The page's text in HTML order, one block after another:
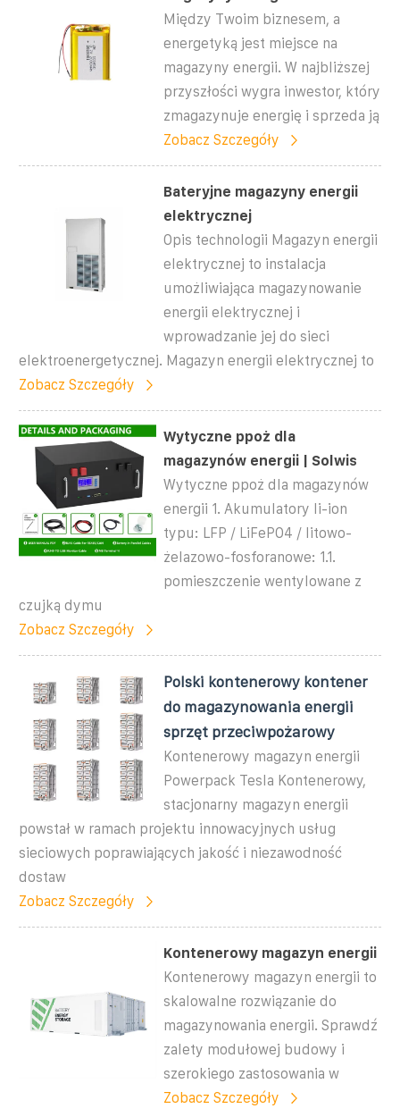
Między Twoim biznesem, a
energetyką jest miejsce na
magazyny energii. W najbliższej
przyszłości wygra inwestor, który
zmagazynuje energię i sprzeda ją
Zobacz Szczegóły
Bateryjne magazyny energii
elektrycznej
Opis technologii Magazyn energii
elektrycznej to instalacja
umożliwiająca magazynowanie
energii elektrycznej i
wprowadzanie jej do sieci
elektroenergetycznej. Magazyn energii elektrycznej to
Zobacz Szczegóły
Wytyczne ppoż dla
magazynów energii | Solwis
Wytyczne ppoż dla magazynów
energii 1. Akumulatory li-ion
typu: LFP / LiFePO4 / litowo-
żelazowo-fosforanowe: 1.1.
pomieszczenie wentylowane z
czujką dymu
Zobacz Szczegóły
Polski kontenerowy kontener
do magazynowania energii
sprzęt przeciwpożarowy
Kontenerowy magazyn energii
Powerpack Tesla Kontenerowy,
stacjonarny magazyn energii
powstał w ramach projektu innowacyjnych usług
sieciowych poprawiających jakość i niezawodność
dostaw
Zobacz Szczegóły
Kontenerowy magazyn energii
Kontenerowy magazyn energii to
skalowalne rozwiązanie do
magazynowania energii. Sprawdź
zalety modułowej budowy i
szerokiego zastosowania w
Zobacz Szczegóły